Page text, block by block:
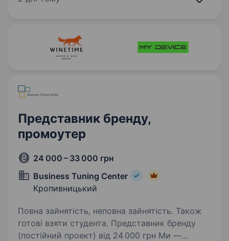
Представник бренду,
промоутер
24 000 – 33 000 грн
Business Tuning Center
Кропивницький
Повна зайнятість, неповна зайнятість. Також
готові взяти студента. Представник бренду
(постійний проект) від 24 000 грн Ми —